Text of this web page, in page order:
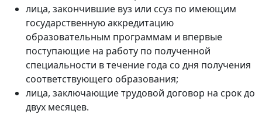
лица, закончившие вуз или ссуз по имеющим
государственную аккредитацию
образовательным программам и впервые
поступающие на работу по полученной
специальности в течение года со дня получения
соответствующего образования;
лица, заключающие трудовой договор на срок до
двух месяцев.